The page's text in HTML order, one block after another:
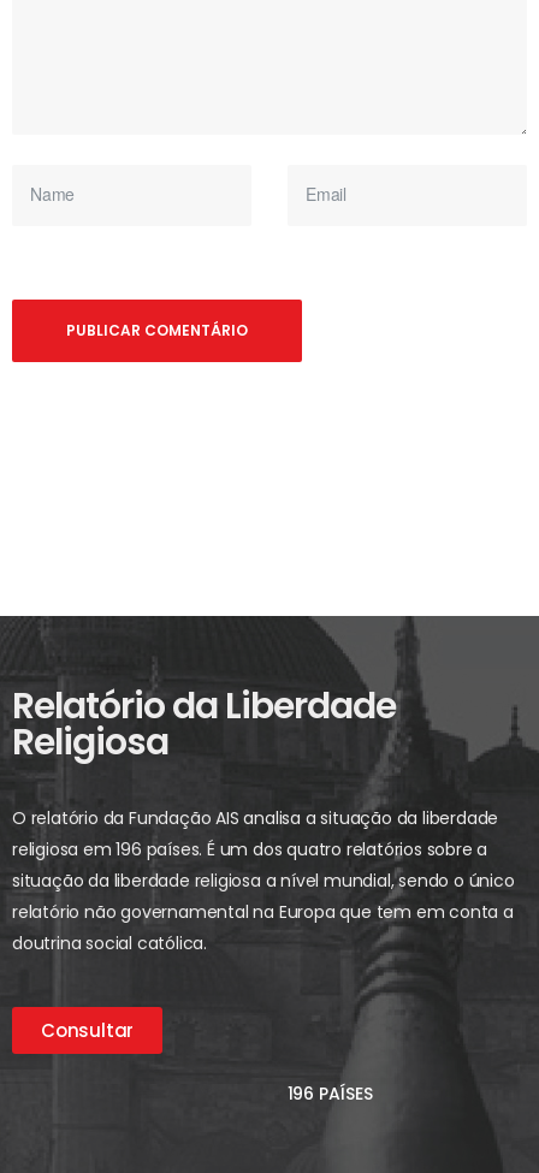
Relatório da Liberdade
Religiosa
O relatório da Fundação AIS analisa a situação da liberdade
religiosa em 196 países. É um dos quatro relatórios sobre a
situação da liberdade religiosa a nível mundial, sendo o único
relatório não governamental na Europa que tem em conta a
doutrina social católica.
Consultar
196 PAÍSES